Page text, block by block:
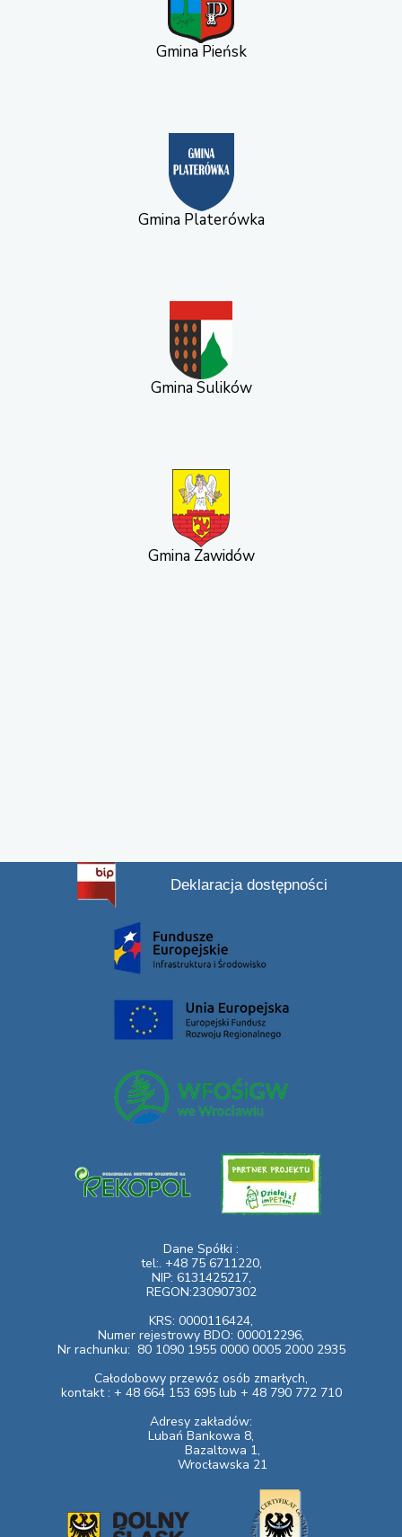
Deklaracja dostępności
Dane Spółki :
tel:. +48 75 6711220,
NIP: 6131425217,
REGON:230907302
KRS: 0000116424,
Numer rejestrowy BDO: 000012296,
Nr rachunku: 80 1090 1955 0000 0005 2000 2935
Całodobowy przewóz osób zmarłych,
kontakt : + 48 664 153 695 lub + 48 790 772 710
Adresy zakładów:
Lubań Bankowa 8,
Bazaltowa 1,
Wrocławska 21
Gmina Pieńsk
Gmina Platerówka
Gmina Sulików
Gmina Zawidów